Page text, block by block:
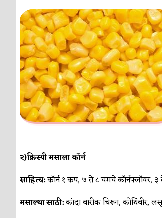
२)क्रिस्पी मसाला कॉर्न
साहित्य:कॉर्न १ कप, ७ ते ८ चमचे कॉर्नफ्लॉवर,
मसाल्या साठी:कांदा बारीक चिरून, कोथिंबीर,